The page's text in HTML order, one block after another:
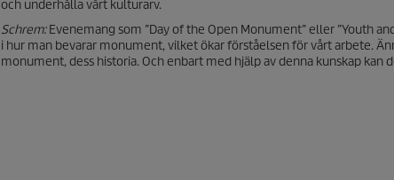
och underhålla vårt kulturarv.
Schrem:Evenemang som ”Day of the Open Monument” eller ”Youth
i hur man bevarar monument, vilket ökar förståelsen för vårt arbete.
monument, dess historia. Och enbart med hjälp av denna kunskap kan